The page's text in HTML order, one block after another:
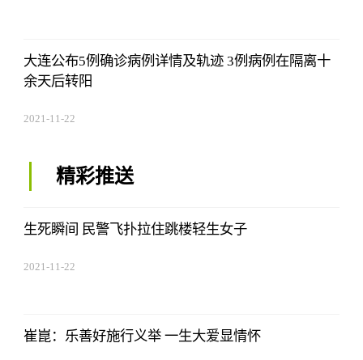
大连公布5例确诊病例详情及轨迹 3例病例在隔离十
余天后转阳
2021-11-22
精彩推送
生死瞬间 民警飞扑拉住跳楼轻生女子
2021-11-22
崔崑：乐善好施行义举 一生大爱显情怀